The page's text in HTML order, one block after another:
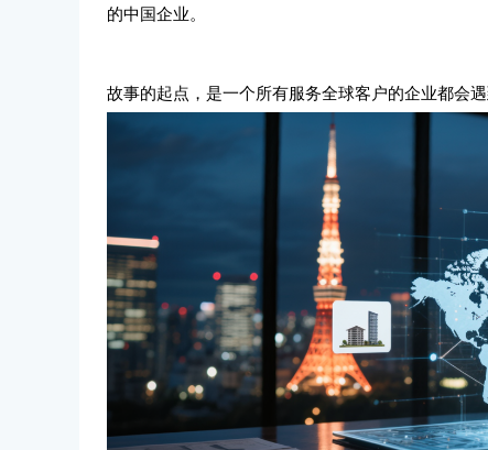
的中国企业。
故事的起点，是一个所有服务全球客户的企业都会遇